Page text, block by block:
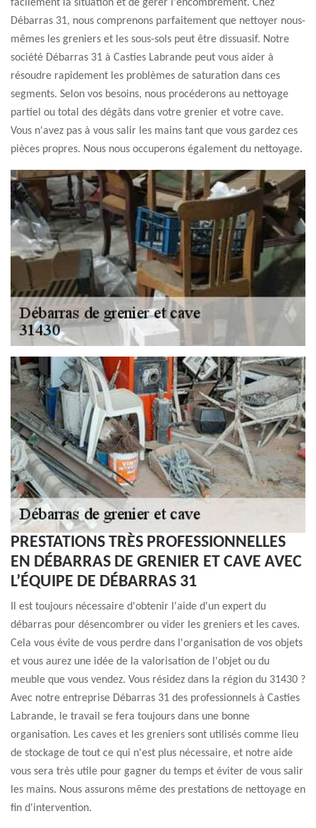
facilement la situation et de gérer l'encombrement. Chez
Débarras 31, nous comprenons parfaitement que nettoyer nous-
mêmes les greniers et les sous-sols peut être dissuasif. Notre
société Débarras 31 à Casties Labrande peut vous aider à
résoudre rapidement les problèmes de saturation dans ces
segments. Selon vos besoins, nous procéderons au nettoyage
partiel ou total des dégâts dans votre grenier et votre cave.
Vous n'avez pas à vous salir les mains tant que vous gardez ces
pièces propres. Nous nous occuperons également du nettoyage.
PRESTATIONS TRÈS PROFESSIONNELLES
EN DÉBARRAS DE GRENIER ET CAVE AVEC
L’ÉQUIPE DE DÉBARRAS 31
Il est toujours nécessaire d'obtenir l'aide d'un expert du
débarras pour désencombrer ou vider les greniers et les caves.
Cela vous évite de vous perdre dans l'organisation de vos objets
et vous aurez une idée de la valorisation de l'objet ou du
meuble que vous vendez. Vous résidez dans la région du 31430 ?
Avec notre entreprise Débarras 31 des professionnels à Casties
Labrande, le travail se fera toujours dans une bonne
organisation. Les caves et les greniers sont utilisés comme lieu
de stockage de tout ce qui n'est plus nécessaire, et notre aide
vous sera très utile pour gagner du temps et éviter de vous salir
les mains. Nous assurons même des prestations de nettoyage en
fin d'intervention.